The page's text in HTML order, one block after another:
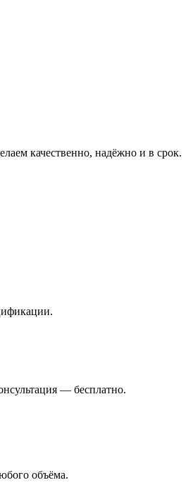
качественно, надёжно и в срок.
— бесплатно.
объёма.